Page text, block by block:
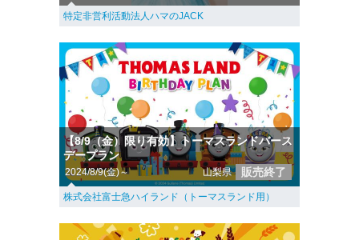
特定非営利活動法人ハマのJACK
【8/9（金）限り有効】トーマスランドバース
デープラン
2024/8/9(金)～ 山梨県 販売終了
株式会社富士急ハイランド（トーマスランド用）